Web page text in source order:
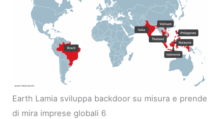
Earth Lamia sviluppa backdoor su misura e prende
di mira imprese globali 6